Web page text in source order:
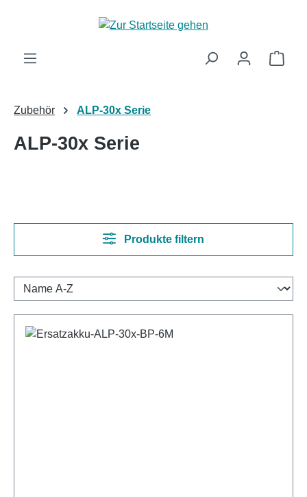
Zum Hauptinhalt springen
Zubehör ALP-30x Serie
ALP-30x Serie
Produkte filtern